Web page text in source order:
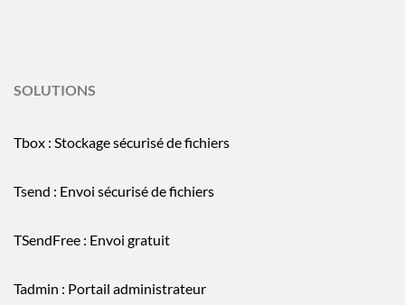
SOLUTIONS
Tbox : Stockage sécurisé de fichiers
Tsend : Envoi sécurisé de fichiers
TSendFree : Envoi gratuit
Tadmin : Portail administrateur